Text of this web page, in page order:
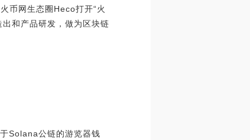
币网生态圈Heco打开“火
和产品研发，做为区块链
Solana公链的游览器钱